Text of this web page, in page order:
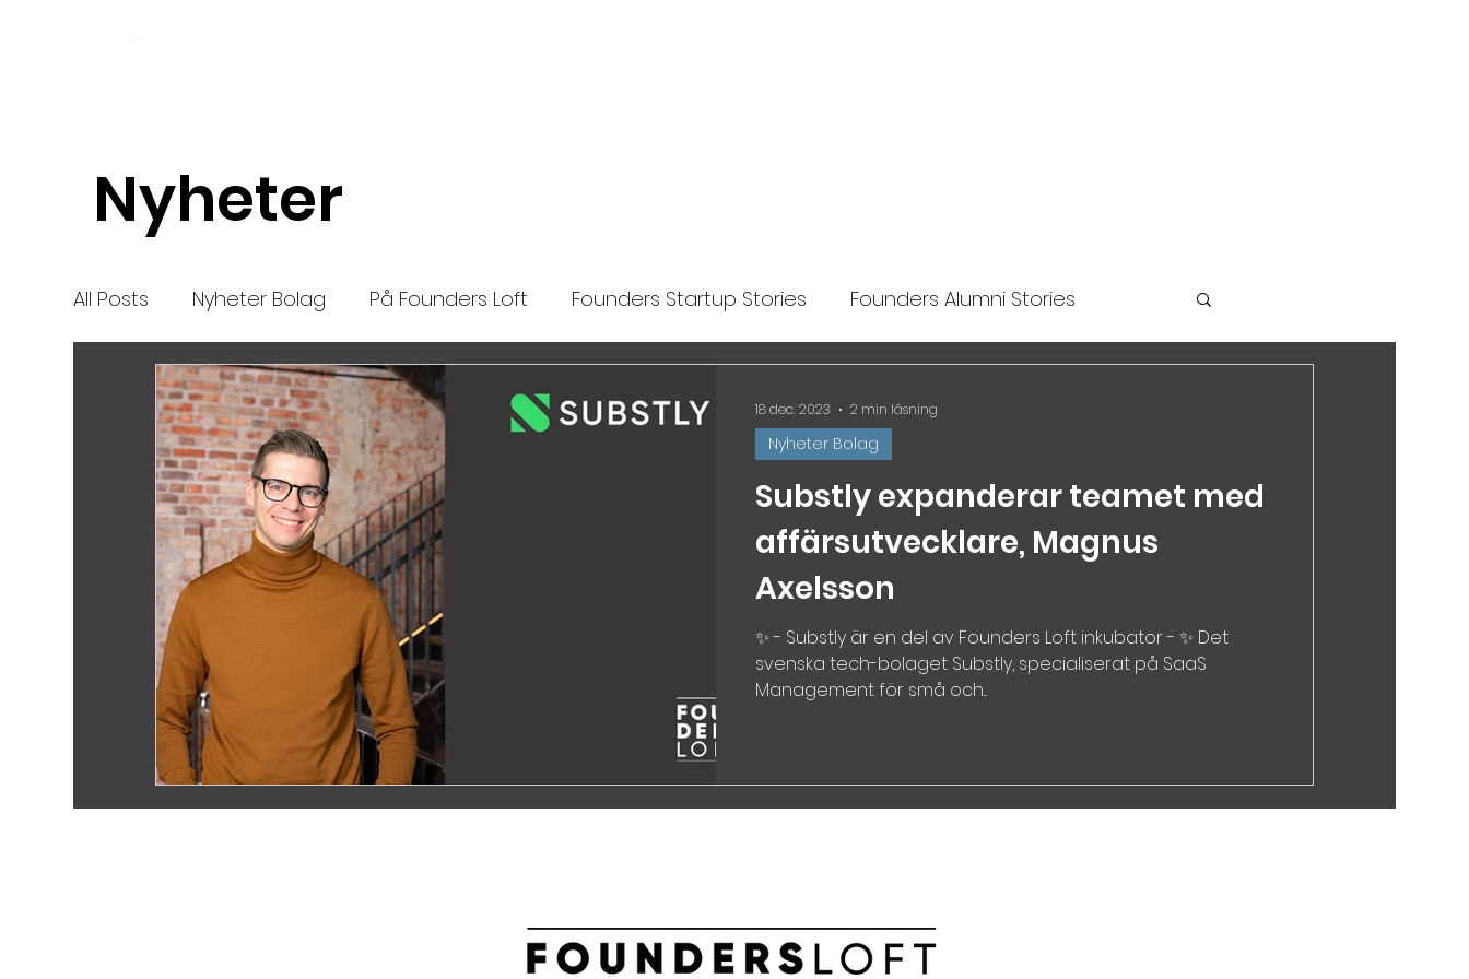
Nyheter
All Posts Nyheter Bolag På Founders Loft Founders Startup Stories Founders Alumni Stories
Nya bolag Mentor nytt Highlights
Substly expanderar teamet med
affärsutvecklare, Magnus
Axelsson
✨ - Substly är en del av Founders Loft inkubator - ✨ Det
svenska tech-bolaget Substly, specialiserat på SaaS
Management för små och...
Nyheter Bolag
18 dec. 2023 2 min läsning